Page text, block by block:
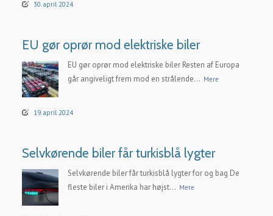
30. april 2024
EU gør oprør mod elektriske biler
EU gør oprør mod elektriske biler Resten af Europa
går angiveligt frem mod en strålende... Mere
19. april 2024
Selvkørende biler får turkisblå lygter
Selvkørende biler får turkisblå lygter for og bag De
fleste biler i Amerika har højst... Mere